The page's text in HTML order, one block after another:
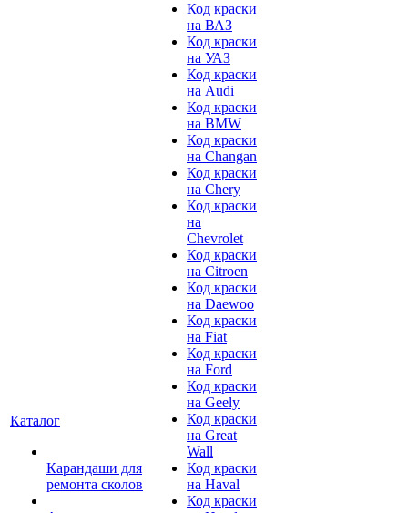
Каталог
Карандаши для
ремонта сколов
Код краски
на ВАЗ
Код краски
на УАЗ
Код краски
на Audi
Код краски
на BMW
Код краски
на Changan
Код краски
на Chery
Код краски
на
Chevrolet
Код краски
на Citroen
Код краски
на Daewoo
Код краски
на Fiat
Код краски
на Ford
Код краски
на Geely
Код краски
на Great
Wall
Код краски
на Haval
Код краски